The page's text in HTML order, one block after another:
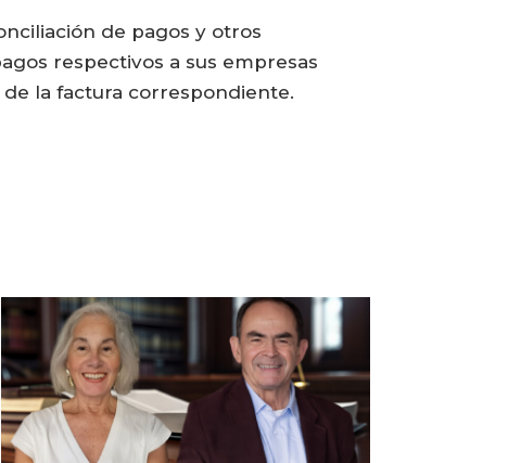
de pagos y otros
respectivos a sus empresas
la factura correspondiente.